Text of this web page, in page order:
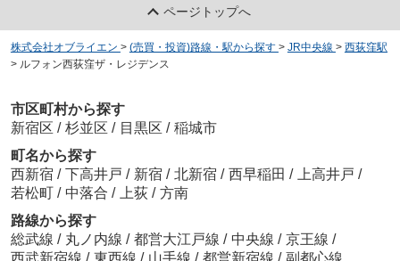
ページトップへ
株式会社オブライエン > (売買・投資)路線・駅から探す > JR中央線 > 西荻窪駅
> ルフォン西荻窪ザ・レジデンス
市区町村から探す
新宿区 / 杉並区 / 目黒区 / 稲城市
町名から探す
西新宿 / 下高井戸 / 新宿 / 北新宿 / 西早稲田 / 上高井戸 /
若松町 / 中落合 / 上荻 / 方南
路線から探す
総武線 / 丸ノ内線 / 都営大江戸線 / 中央線 / 京王線 /
西武新宿線 / 東西線 / 山手線 / 都営新宿線 / 副都心線